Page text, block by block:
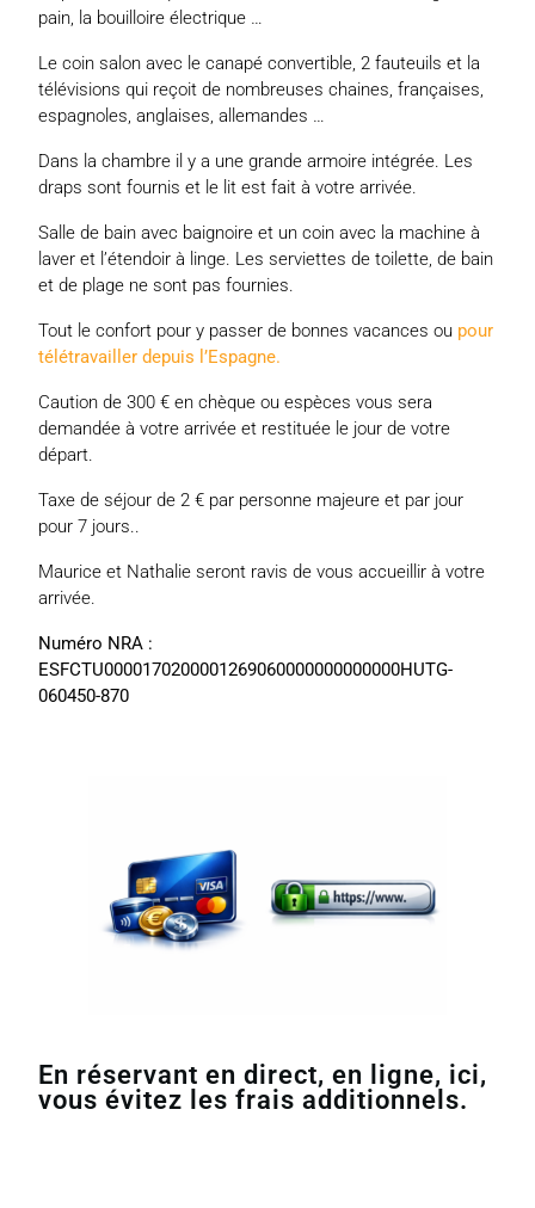
pain, la bouilloire électrique …
Le coin salon avec le canapé convertible, 2 fauteuils et la
télévisions qui reçoit de nombreuses chaines, françaises,
espagnoles, anglaises, allemandes …
Dans la chambre il y a une grande armoire intégrée. Les
draps sont fournis et le lit est fait à votre arrivée.
Salle de bain avec baignoire et un coin avec la machine à
laver et l’étendoir à linge. Les serviettes de toilette, de bain
et de plage ne sont pas fournies.
Tout le confort pour y passer de bonnes vacances ou pour
télétravailler depuis l’Espagne.
Caution de 300 € en chèque ou espèces vous sera
demandée à votre arrivée et restituée le jour de votre
départ.
Taxe de séjour de 2 € par personne majeure et par jour
pour 7 jours..
Maurice et Nathalie seront ravis de vous accueillir à votre
arrivée.
Numéro NRA :
ESFCTU0000170200001269060000000000000HUTG-
060450-870
En réservant en direct, en ligne, ici,
vous évitez les frais additionnels.